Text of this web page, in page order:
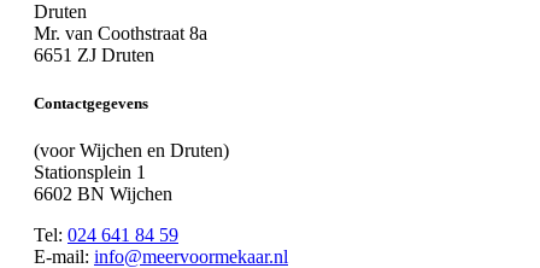
Druten
Mr. van Coothstraat 8a
6651 ZJ Druten
Contactgegevens
(voor Wijchen en Druten)
Stationsplein 1
6602 BN Wijchen
Tel: 024 641 84 59
E-mail: info@meervoormekaar.nl